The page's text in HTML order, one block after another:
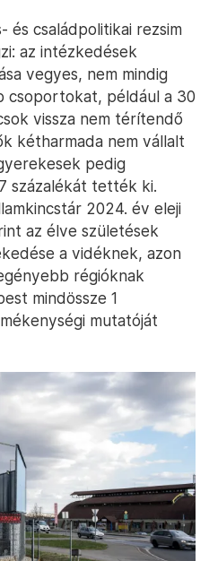
és családpolitikai rezsim
az intézkedések
vegyes, nem mindig
csoportokat, például a 30
vissza nem térítendő
kétharmada nem vállalt
pedig
százalékát tették ki.
2024. év eleji
az élve születések
a vidéknek, azon
régióknak
mindössze 1
mutatóját